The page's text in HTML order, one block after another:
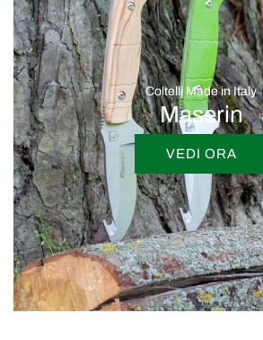
Coltelli Made in Italy
Maserin
VEDI ORA